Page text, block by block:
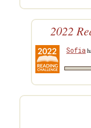
2022
Sofia